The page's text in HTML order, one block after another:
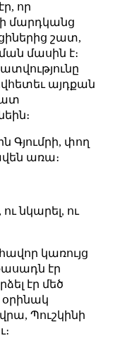
որ
մարդկանց
շատ,
մասին է։
այդքան
Գյումրի, փող
առա։
նկարել, ու
կառույց
էր
էր մեծ
օրինակ
Պուշկինի